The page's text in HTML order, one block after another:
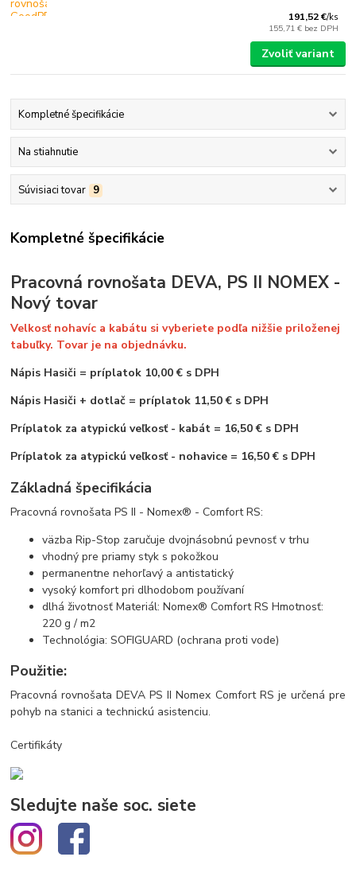
191,52 €/ks
155,71 € bez DPH
Zvoliť variant
Kompletné špecifikácie
Na stiahnutie
Súvisiaci tovar 9
Kompletné špecifikácie
Pracovná rovnošata DEVA, PS II NOMEX -
Nový tovar
Velkosť nohavíc a kabátu si vyberiete podľa nižšie priloženej
tabuľky. Tovar je na objednávku.
Nápis Hasiči = príplatok 10,00 € s DPH
Nápis Hasiči + dotlač = príplatok 11,50 € s DPH
Príplatok za atypickú veľkosť - kabát = 16,50 € s DPH
Príplatok za atypickú veľkosť - nohavice = 16,50 € s DPH
Základná špecifikácia
Pracovná rovnošata PS II - Nomex® - Comfort RS:
väzba Rip-Stop zaručuje dvojnásobnú pevnosť v trhu
vhodný pre priamy styk s pokožkou
permanentne nehorľavý a antistatický
vysoký komfort pri dlhodobom používaní
dlhá životnosť Materiál: Nomex® Comfort RS Hmotnosť:
220 g / m2
Technológia: SOFIGUARD (ochrana proti vode)
Použitie:
Pracovná rovnošata DEVA PS II Nomex Comfort RS je určená pre
pohyb na stanici a technickú asistenciu.
Certifikáty
Sledujte naše soc. siete